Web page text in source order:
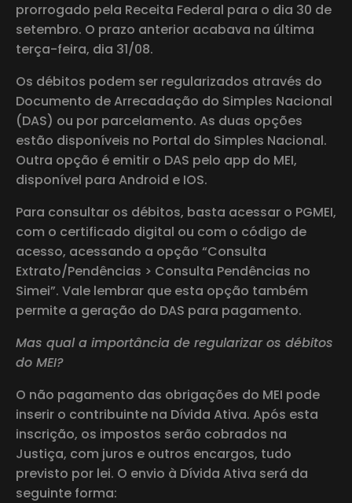
prorrogado pela Receita Federal para o dia 30 de
setembro. O prazo anterior acabava na última
terça-feira, dia 31/08.
Os débitos podem ser regularizados através do
Documento de Arrecadação do Simples Nacional
(DAS) ou por parcelamento. As duas opções
estão disponíveis no Portal do Simples Nacional.
Outra opção é emitir o DAS pelo app do MEI,
disponível para Android e IOS.
Para consultar os débitos, basta acessar o PGMEI,
com o certificado digital ou com o código de
acesso, acessando a opção “Consulta
Extrato/Pendências > Consulta Pendências no
Simei”. Vale lembrar que esta opção também
permite a geração do DAS para pagamento.
Mas qual a importância de regularizar os débitos
do MEI?
O não pagamento das obrigações do MEI pode
inserir o contribuinte na Dívida Ativa. Após esta
inscrição, os impostos serão cobrados na
Justiça, com juros e outros encargos, tudo
previsto por lei. O envio à Dívida Ativa será da
seguinte forma: